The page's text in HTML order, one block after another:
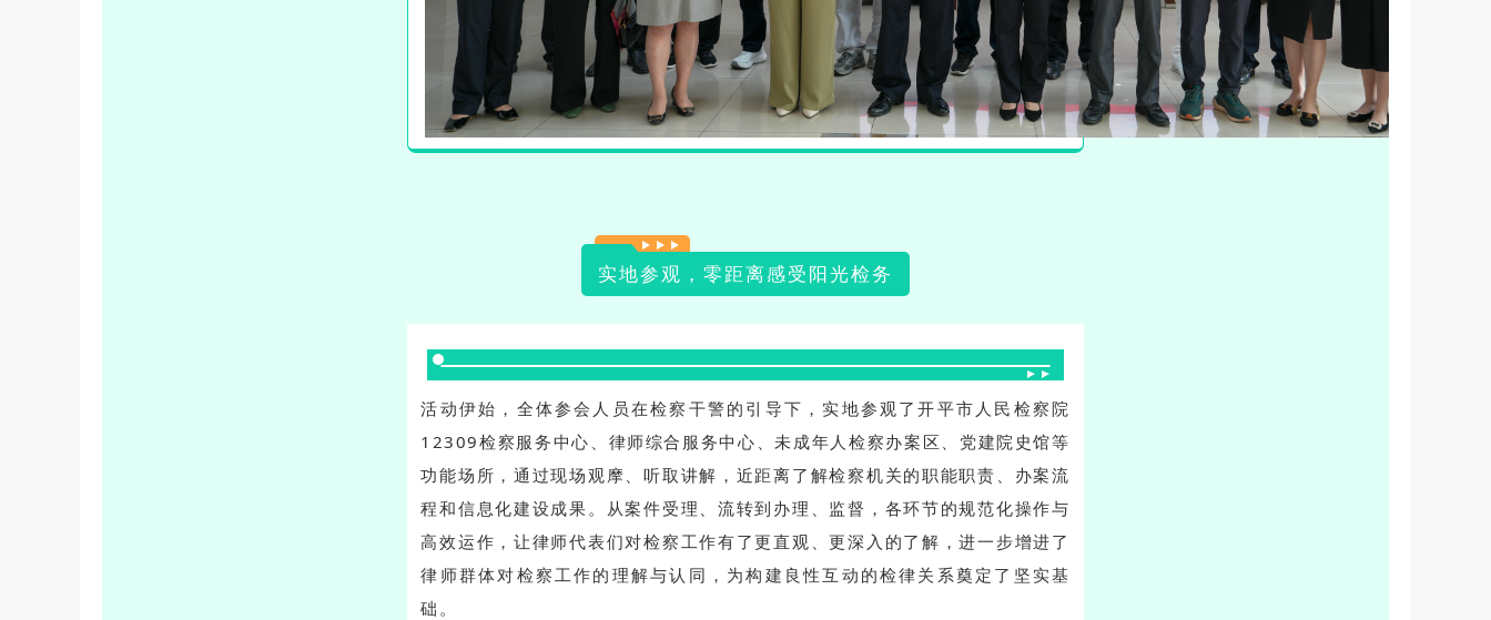
实地参观，零距离感受阳光检务
活动伊始，全体参会人员在检察干警的引导下，实地参观了开平市人民检察院
12309检察服务中心、律师综合服务中心、未成年人检察办案区、党建院史馆等
功能场所，通过现场观摩、听取讲解，近距离了解检察机关的职能职责、办案流
程和信息化建设成果。从案件受理、流转到办理、监督，各环节的规范化操作与
高效运作，让律师代表们对检察工作有了更直观、更深入的了解，进一步增进了
律师群体对检察工作的理解与认同，为构建良性互动的检律关系奠定了坚实基
础。